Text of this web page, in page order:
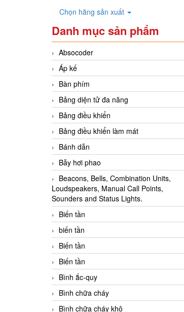
Chọn hãng sản xuất
Danh mục sản phẩm
Absocoder
Áp kế
Bàn phím
Bảng diện tử đa năng
Bảng điều khiển
Bảng điều khiển làm mát
Bánh dẫn
Bẫy hơi phao
Beacons, Bells, Combination Units,
Loudspeakers, Manual Call Points,
Sounders and Status Lights.
Biến tần
biến tần
Biến tần
Biến tần
Bình ắc-quy
Bình chữa cháy
Bình chữa cháy khô